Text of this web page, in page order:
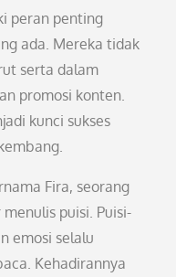
peran penting
ada. Mereka tidak
serta dalam
promosi konten.
kunci sukses
Fira, seorang
puisi. Puisi-
emosi selalu
Kehadirannya